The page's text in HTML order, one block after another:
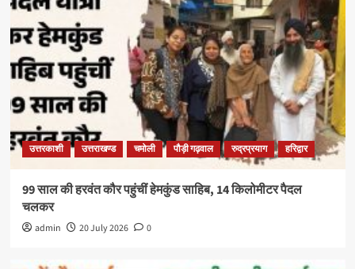
उत्तरकाशी उत्तराखण्ड चमोली पौड़ी गढ़वाल रुद्रप्रयाग हरिद्वार
99 साल की हरवंत कौर पहुंचीं हेमकुंड साहिब, 14 किलोमीटर पैदल
चलकर
admin 20 July 2026 0